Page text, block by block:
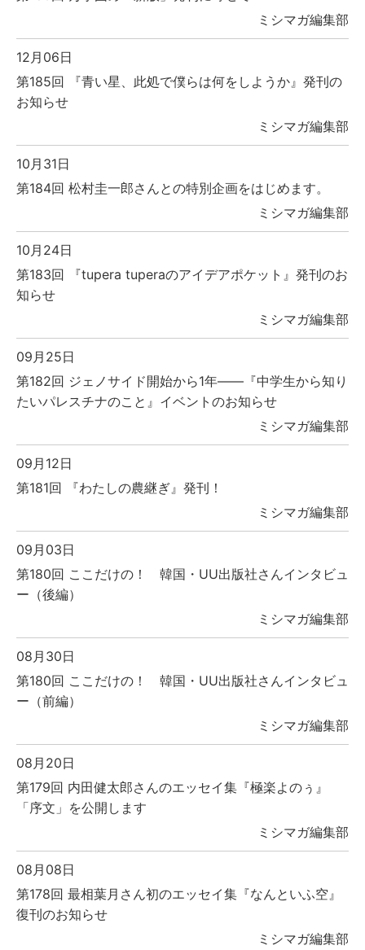
ミシマガ編集部
12月06日
第185回 『青い星、此処で僕らは何をしようか』発刊の
お知らせ
ミシマガ編集部
10月31日
第184回 松村圭一郎さんとの特別企画をはじめます。
ミシマガ編集部
10月24日
第183回 『tupera tuperaのアイデアポケット』発刊のお
知らせ
ミシマガ編集部
09月25日
第182回 ジェノサイド開始から1年――『中学生から知り
たいパレスチナのこと』イベントのお知らせ
ミシマガ編集部
09月12日
第181回 『わたしの農継ぎ』発刊！
ミシマガ編集部
09月03日
第180回 ここだけの！ 韓国・UU出版社さんインタビュ
ー（後編）
ミシマガ編集部
08月30日
第180回 ここだけの！ 韓国・UU出版社さんインタビュ
ー（前編）
ミシマガ編集部
08月20日
第179回 内田健太郎さんのエッセイ集『極楽よのぅ』
「序文」を公開します
ミシマガ編集部
08月08日
第178回 最相葉月さん初のエッセイ集『なんといふ空』
復刊のお知らせ
ミシマガ編集部